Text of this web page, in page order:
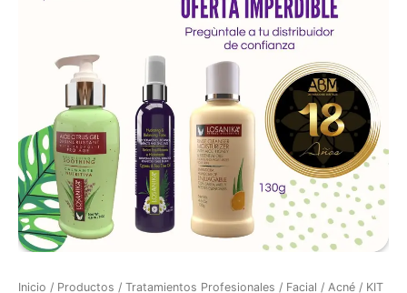
Inicio / Productos / Tratamientos Profesionales / Facial / Acné / KIT